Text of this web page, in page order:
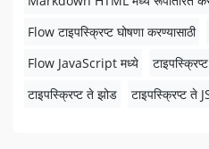
Flow टाइपस्क्रिप्ट घोषणा करण्यासाठी
Flow JavaScript मध्ये
टाइपस्क्रिप्ट ते झोड
टाइपस्क्रिप्ट ते